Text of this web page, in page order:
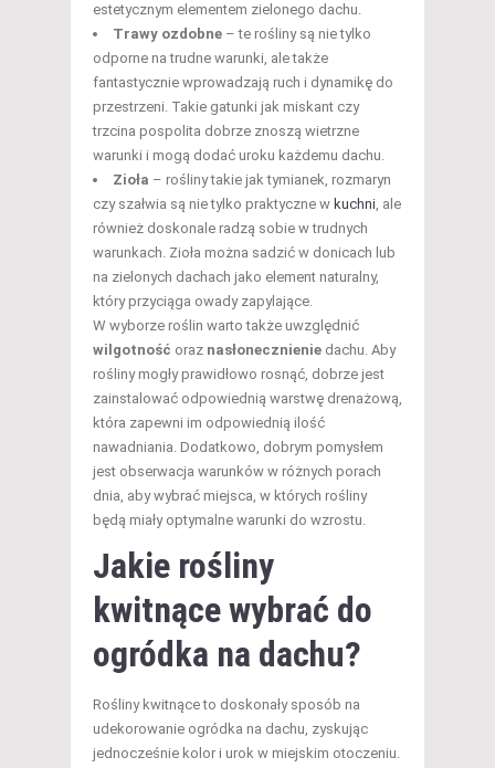
estetycznym elementem zielonego dachu.
Trawy ozdobne – te rośliny są nie tylko
odporne na trudne warunki, ale także
fantastycznie wprowadzają ruch i dynamikę do
przestrzeni. Takie gatunki jak miskant czy
trzcina pospolita dobrze znoszą wietrzne
warunki i mogą dodać uroku każdemu dachu.
Zioła – rośliny takie jak tymianek, rozmaryn
czy szałwia są nie tylko praktyczne w kuchni, ale
również doskonale radzą sobie w trudnych
warunkach. Zioła można sadzić w donicach lub
na zielonych dachach jako element naturalny,
który przyciąga owady zapylające.
W wyborze roślin warto także uwzględnić
wilgotność oraz nasłonecznienie dachu. Aby
rośliny mogły prawidłowo rosnąć, dobrze jest
zainstalować odpowiednią warstwę drenażową,
która zapewni im odpowiednią ilość
nawadniania. Dodatkowo, dobrym pomysłem
jest obserwacja warunków w różnych porach
dnia, aby wybrać miejsca, w których rośliny
będą miały optymalne warunki do wzrostu.
Jakie rośliny
kwitnące wybrać do
ogródka na dachu?
Rośliny kwitnące to doskonały sposób na
udekorowanie ogródka na dachu, zyskując
jednocześnie kolor i urok w miejskim otoczeniu.